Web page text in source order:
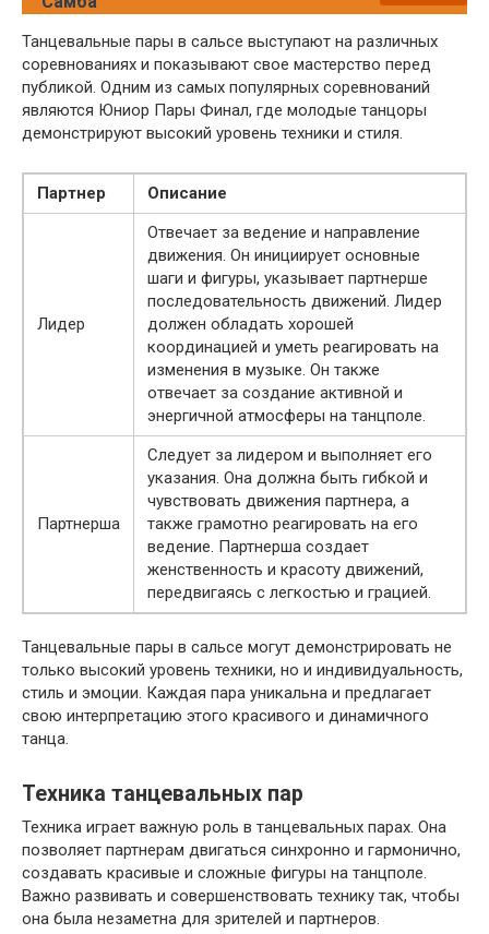
Танцевальные пары в сальсе выступают на различных
соревнованиях и показывают свое мастерство перед
публикой. Одним из самых популярных соревнований
являются Юниор Пары Финал, где молодые танцоры
демонстрируют высокий уровень техники и стиля.
Партнер Описание
Лидер
Отвечает за ведение и направление
движения. Он инициирует основные
шаги и фигуры, указывает партнерше
последовательность движений. Лидер
должен обладать хорошей
координацией и уметь реагировать на
изменения в музыке. Он также
отвечает за создание активной и
энергичной атмосферы на танцполе.
Партнерша
Следует за лидером и выполняет его
указания. Она должна быть гибкой и
чувствовать движения партнера, а
также грамотно реагировать на его
ведение. Партнерша создает
женственность и красоту движений,
передвигаясь с легкостью и грацией.
Танцевальные пары в сальсе могут демонстрировать не
только высокий уровень техники, но и индивидуальность,
стиль и эмоции. Каждая пара уникальна и предлагает
свою интерпретацию этого красивого и динамичного
танца.
Техника танцевальных пар
Техника играет важную роль в танцевальных парах. Она
позволяет партнерам двигаться синхронно и гармонично,
создавать красивые и сложные фигуры на танцполе.
Важно развивать и совершенствовать технику так, чтобы
она была незаметна для зрителей и партнеров.